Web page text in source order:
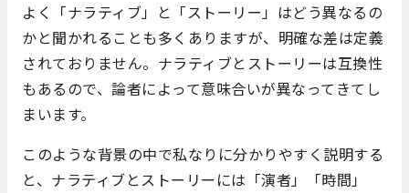
よく「ナラティブ」と「ストーリー」はどう異なるの
かと聞かれることも多くありますが、明確な差は定義
されておりません。ナラティブとストーリーは互換性
もあるので、論者によって意味合いが異なってきてし
まいます。
このような背景の中で私なりに分かりやすく説明する
と、ナラティブとストーリーには「演者」「時間」